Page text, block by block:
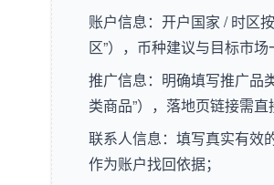
账户信息：开户国家 / 时区
区”），币种建议与目标市场
推广信息：明确填写推广品
类商品”），落地页链接需直
联系人信息：填写真实有效
作为账户找回依据；